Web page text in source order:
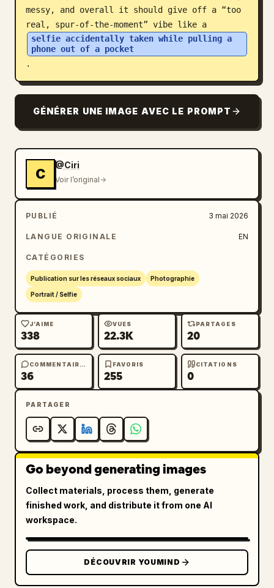
messy, and overall it should give off a “too
real, spur-of-the-moment” vibe like a
selfie accidentally taken while pulling a
phone out of a pocket
.
GÉNÉRER UNE IMAGE AVEC LE PROMPT
C
@Ciri
Voir l’original
PUBLIÉ 3 mai 2026
LANGUE ORIGINALE EN
CATÉGORIES
Publication sur les réseaux sociaux Photographie
Portrait / Selfie
J’AIME
338
VUES
22.3K
PARTAGES
20
COMMENTAIRES
36
FAVORIS
255
CITATIONS
0
PARTAGER
Go beyond generating images
Collect materials, process them, generate
finished work, and distribute it from one AI
workspace.
DÉCOUVRIR YOUMIND